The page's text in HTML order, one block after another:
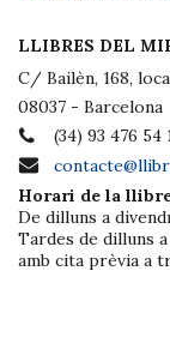
LLIBRES DEL
C/ Bailèn, 168,
08037 - Barcelona
(34) 93 476 54
Horari de la
De dilluns a
Tardes de dilluns
amb cita prèvia a